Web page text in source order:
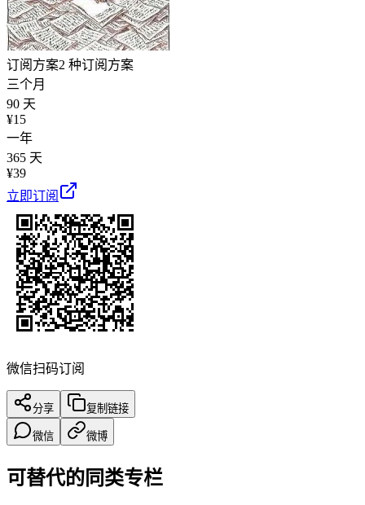
订阅方案2 种订阅方案
三个月
90 天
¥15
一年
365 天
¥39
立即订阅
微信扫码订阅
分享 复制链接
微信 微博
可替代的同类专栏